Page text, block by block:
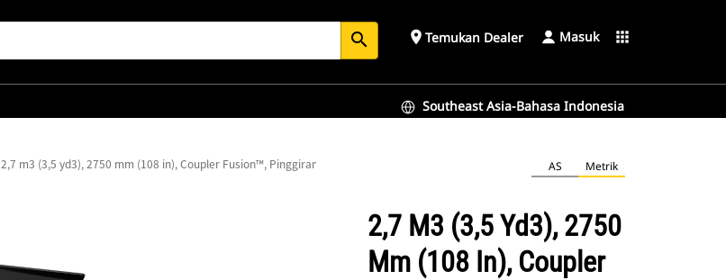
search place Temukan Dealer Masuk apps
Southeast Asia-Bahasa Indonesia
2,7 m3 (3,5 yd3), 2750 mm (108 in), Coupler Fusion™, Pinggiran Dasar AS Metrik
2,7 M3 (3,5 Yd3), 2750
Mm (108 In), Coupler